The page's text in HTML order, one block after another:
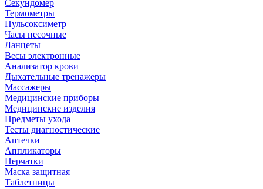
Секундомер
Термометры
Пульсоксиметр
Часы песочные
Ланцеты
Весы электронные
Анализатор крови
Дыхательные тренажеры
Массажеры
Медицинские приборы
Медицинские изделия
Предметы ухода
Тесты диагностические
Аптечки
Аппликаторы
Перчатки
Маска защитная
Таблетницы